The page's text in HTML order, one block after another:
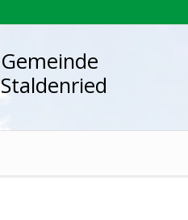
Gemeinde
Staldenried